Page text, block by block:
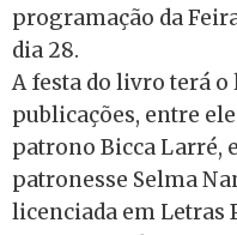
programação da
dia 28.
A festa do livro terá
publicações, entre
patrono Bicca Larré,
patronesse Selma
licenciada em Letras